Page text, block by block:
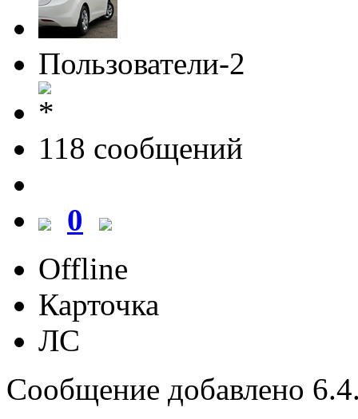
Пользователи-2
118 cообщений
0
Offline
Карточка
ЛС
Сообщение добавлено